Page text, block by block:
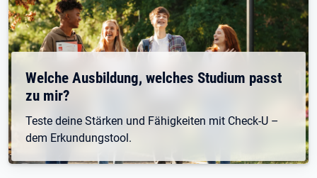
Welche Ausbildung, welches Studium passt
zu mir?
Teste deine Stärken und Fähigkeiten mit Check-U –
dem Erkundungstool.